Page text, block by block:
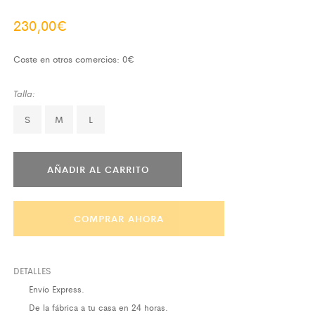
230,00€
Coste en otros comercios: 0€
Talla:
S
M L
AÑADIR AL CARRITO
COMPRAR AHORA
DETALLES
Envío Express.
De la fábrica a tu casa en 24 horas.